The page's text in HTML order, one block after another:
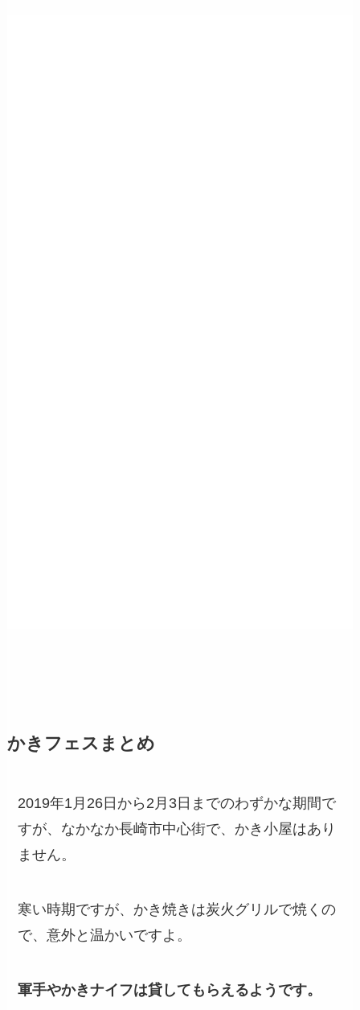
かきフェスまとめ
2019年1月26日から2月3日までのわずかな期間で
すが、なかなか長崎市中心街で、かき小屋はあり
ません。
寒い時期ですが、かき焼きは炭火グリルで焼くの
で、意外と温かいですよ。
軍手やかきナイフは貸してもらえるようです。